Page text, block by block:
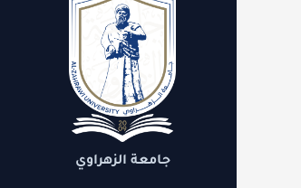
جامعة الزهراوي